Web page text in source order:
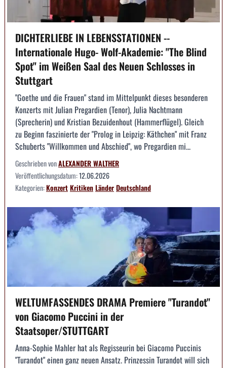
DICHTERLIEBE IN LEBENSSTATIONEN --
Internationale Hugo- Wolf-Akademie: "The Blind
Spot" im Weißen Saal des Neuen Schlosses in
Stuttgart
"Goethe und die Frauen" stand im Mittelpunkt dieses besonderen
Konzerts mit Julian Pregardien (Tenor), Julia Nachtmann
(Sprecherin) und Kristian Bezuidenhout (Hammerflügel). Gleich
zu Beginn faszinierte der "Prolog in Leipzig: Käthchen" mit Franz
Schuberts "Willkommen und Abschied", wo Pregardien mi...
Geschrieben vonALEXANDER WALTHER
Veröffentlichungsdatum:12.06.2026
Kategorien:KonzertKritikenLänderDeutschland
WELTUMFASSENDES DRAMA Premiere "Turandot"
von Giacomo Puccini in der
Staatsoper/STUTTGART
Anna-Sophie Mahler hat als Regisseurin bei Giacomo Puccinis
"Turandot" einen ganz neuen Ansatz. Prinzessin Turandot will sich